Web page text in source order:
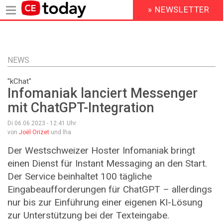
Inhalt
HEADER
MENU
» NEWSLETTER
NEWS
"kChat"
Infomaniak lanciert Messenger
mit ChatGPT-Integration
Di 06.06.2023 - 12:41 Uhr
von Joël Orizet und lha
Der Westschweizer Hoster Infomaniak bringt
einen Dienst für Instant Messaging an den Start.
Der Service beinhaltet 100 tägliche
Eingabeaufforderungen für ChatGPT – allerdings
nur bis zur Einführung einer eigenen KI-Lösung
zur Unterstützung bei der Texteingabe.